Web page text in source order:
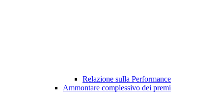
Relazione sulla Performance
Ammontare complessivo dei premi